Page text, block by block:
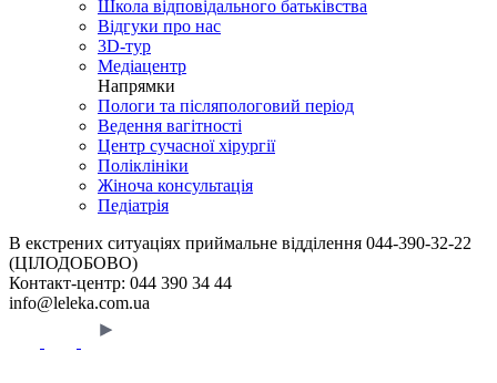
Школа відповідального батьківства
Відгуки про нас
3D-тур
Медіацентр
Напрямки
Пологи та післяпологовий період
Ведення вагітності
Центр сучасної хірургії
Поліклініки
Жіноча консультація
Педіатрія
В екстрених ситуаціях приймальне відділення 044-390-32-22
(ЦІЛОДОБОВО)
Контакт-центр: 044 390 34 44
info@leleka.com.ua